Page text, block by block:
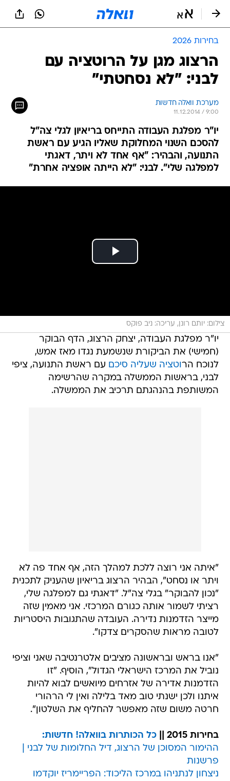
בחירות 2026
הרצוג מגן על הרוטציה עם
לבני: "לא נסחטתי"
מערכת וואלה חדשות
11.12.2014 / 9:00
יו"ר מפלגת העבודה התייחס בריאיון לגלי צה"ל
להסכם השנוי המחלוקת שאליו הגיע עם ראשת
התנועה, והבהיר: "אף אחד לא ויתר, דאגתי
למפלגה שלי". לבני: "לא הייתה אופציה אחרת"
צילום: יותם רונן, עריכה: ניב פוקס
יו"ר מפלגת העבודה, יצחק הרצוג, הדף הבוקר
(חמישי) את הביקורת שנשמעת נגדו מאז אמש,
לנוכח הרוטציה שעליה סיכם עם ראשת התנועה, ציפי
לבני, בראשות הממשלה במקרה שהרשימה
המשותפת בהנהגתם תרכיב את הממשלה.
"איתה אני רוצה ללכת למהלך הזה, אף אחד פה לא
ויתר או נסחט", הבהיר הרצוג בריאיון שהעניק לתכנית
"נכון להבוקר" בגלי צה"ל. "דאגתי גם למפלגה שלי,
רציתי לשמור אותה כגורם המרכזי. אני מאמין שזה
מייצר הזדמנות נדירה. העובדה שהתגובות היסטריות
לטובה מראות שהסקרים צדקו".
"אנו בראש ובראשונה מציבים אלטרנטיבה שאני וציפי
נוביל את המרכז הישראלי הגדול", הוסיף. "זו
הזדמנות אדירה של אזרחים מיואשים לבוא להיות
איתנו ולכן ישנתי טוב מאד בלילה ואין לי הרהורי
חרטה משום שזה מאפשר להחליף את השלטון".
בחירות 2015 ||
כל הכותרות בוואלה! חדשות:
ההימור המסוכן של הרצוג, דיל החלומות של לבני |
פרשנות
ניצחון לנתניהו במרכז הליכוד: הפריימריז יוקדמו